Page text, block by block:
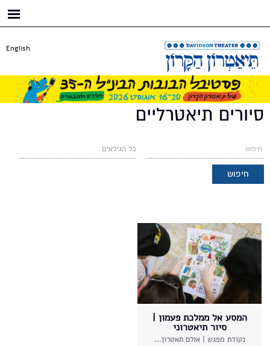
English
סיורים תיאטרליים
המסע אל ממלכת פעמון |
סיור תיאטרוני
נקודת מפגש | אולם תאטרון...